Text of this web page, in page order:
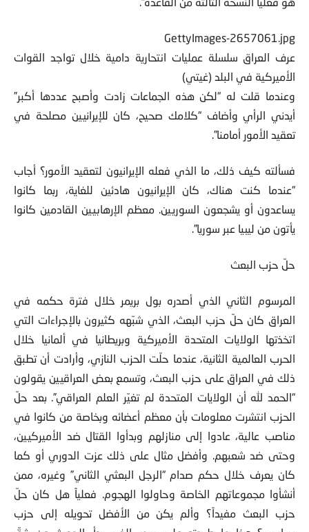
GettyImages-2657061.jpg
عرف العراق سلسلة عمليات انتحارية دامية خلال تواجد القوات
الأميركية في البلد (غيتي)
وعندما قلت له “لكن هذه الجماعات زادت وأصبح عددها أكبر”
أيدني الرأي وأضاف “كلامك صحيح، كان للإيرانيين مصلحة في
فسألته كيف ذلك، ما الذي فعله الإيرانيون لتعقيد الأمور؟ أجاب
“عندما كنت هناك، كان الإيرانيون هادئين للغاية، ربما كانوا
يساعدون أو يشجعون السوريين. معظم الإرهابيين القادمين كانوا
المرسوم الثاني الذي أصدره بول بريمر خلال فترة حكمه في
العراق كان حلّ حزب البعث، الذي شبّهه كثيرون بالإجراءات التي
اتخذتها الولايات المتحدة الأميركية وبريطانيا في ألمانيا خلال
الحرب العالمية الثانية، عندما حلّت الحزب النازي، وأرادت أن تطبق
ذلك في العراق على حزب البعث، وتسمع بعض العراقيين يقولون
“الحمد لله أن الولايات المتحدة لم تغيّر العلم العراقي”. بعد حلّ
الحزب انتشرت معلومات بأن معظم أعضائه وبخاصة من كانوا في
مناصب عالية، عادوا إلى منازلهم وبدأوا القتال ضد الأميركيين،
وحتى ضد شعبهم. وأفضل مثال على ذلك عزت الدوري أو كما
كان يعرف خلال حكم صدام “الرجل البعثي الثاني” وغيره، ممن
أنشأوا مجموعاتهم الخاصة وحاولوا الهجوم. فعلياً هل كان حلّ
حزب البعث مفيداً؟ وألم يكن من الأفضل تحويله إلى حزب